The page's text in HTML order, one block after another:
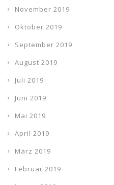
November 2019
Oktober 2019
September 2019
August 2019
Juli 2019
Juni 2019
Mai 2019
April 2019
März 2019
Februar 2019